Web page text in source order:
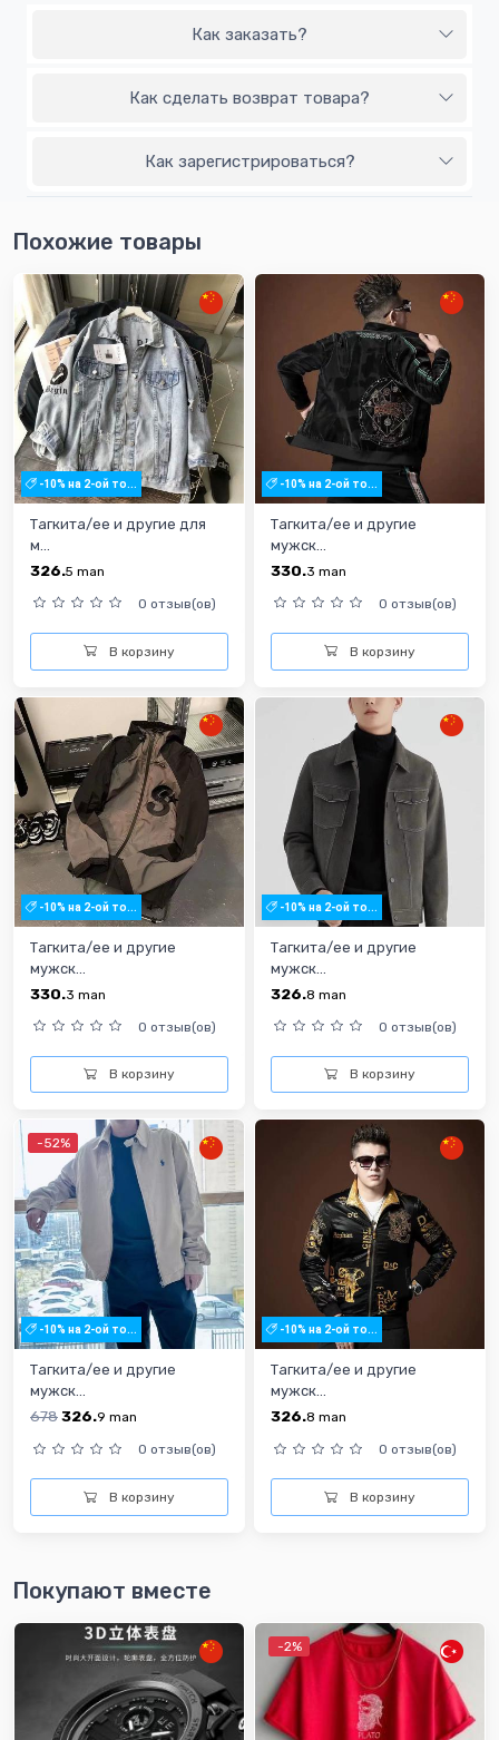
Как заказать?
Как сделать возврат товара?
Как зарегистрироваться?
Похожие товары
-10% на 2-ой то...
Тагкита/ее и другие для
м...
326.5 man
0 отзыв(ов)
В корзину
-10% на 2-ой то...
Тагкита/ее и другие
мужск...
330.3 man
0 отзыв(ов)
В корзину
-10% на 2-ой то...
Тагкита/ее и другие
мужск...
330.3 man
0 отзыв(ов)
В корзину
-10% на 2-ой то...
Тагкита/ее и другие
мужск...
326.8 man
0 отзыв(ов)
В корзину
-52%
-10% на 2-ой то...
Тагкита/ее и другие
мужск...
678326.9 man
0 отзыв(ов)
В корзину
-10% на 2-ой то...
Тагкита/ее и другие
мужск...
326.8 man
0 отзыв(ов)
В корзину
Покупают вместе
-2%